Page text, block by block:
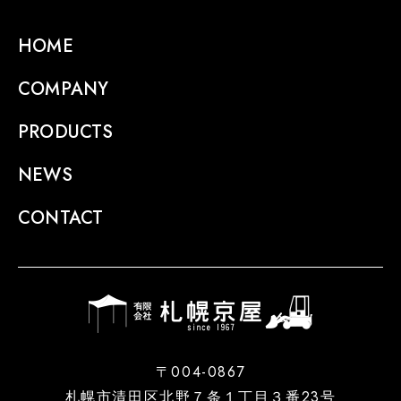
HOME
COMPANY
PRODUCTS
NEWS
CONTACT
〒004-0867